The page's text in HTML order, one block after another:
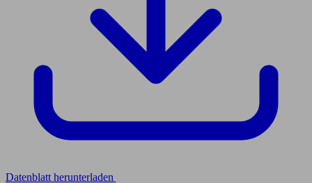
Datenblatt herunterladen